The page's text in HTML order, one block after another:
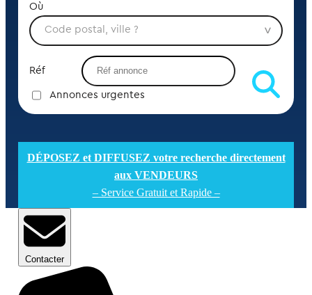
Où
Réf
Annonces urgentes
DÉPOSEZ et DIFFUSEZ votre recherche directement
aux VENDEURS
– Service Gratuit et Rapide –
Contacter